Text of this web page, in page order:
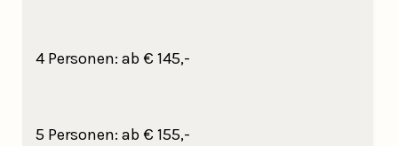
4 Personen: ab € 145,-
5 Personen: ab € 155,-